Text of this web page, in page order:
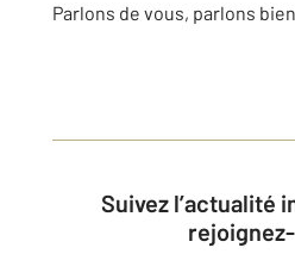
Parlons de vous, parlons
Suivez l’actualité immobilière et